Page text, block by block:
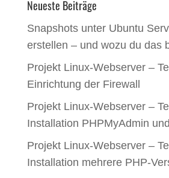
Neueste Beiträge
Snapshots unter Ubuntu
erstellen – und wozu du das
Projekt Linux-Webserver –
Einrichtung der Firewall
Projekt Linux-Webserver –
Installation PHPMyAdmin
Projekt Linux-Webserver –
Installation mehrere PHP-